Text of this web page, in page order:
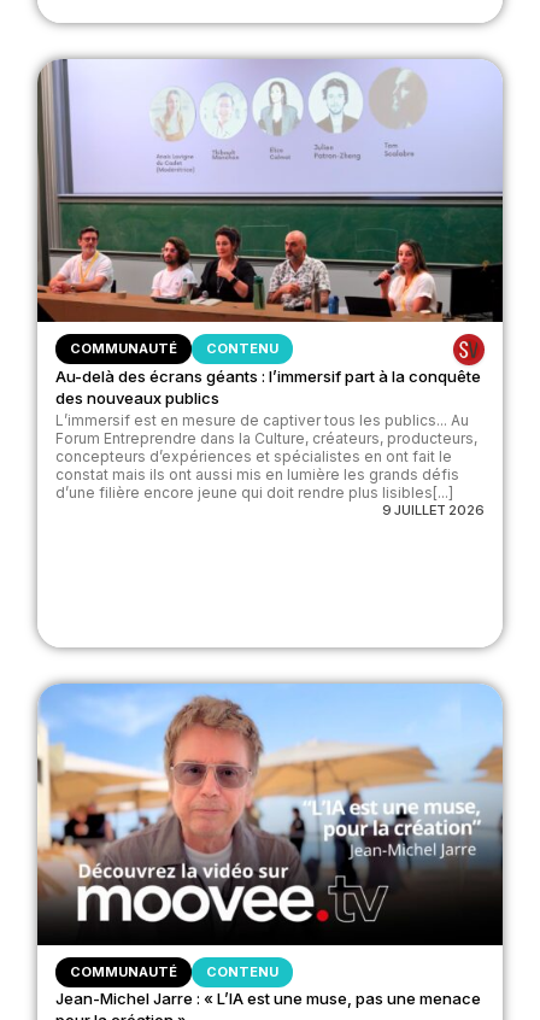
COMMUNAUTÉ CONTENU
Au-delà des écrans géants : l’immersif part à la conquête
des nouveaux publics
L’immersif est en mesure de captiver tous les publics... Au
Forum Entreprendre dans la Culture, créateurs, producteurs,
concepteurs d’expériences et spécialistes en ont fait le
constat mais ils ont aussi mis en lumière les grands défis
d’une filière encore jeune qui doit rendre plus lisibles[...]
9 JUILLET 2026
COMMUNAUTÉ CONTENU
Jean-Michel Jarre : « L’IA est une muse, pas une menace